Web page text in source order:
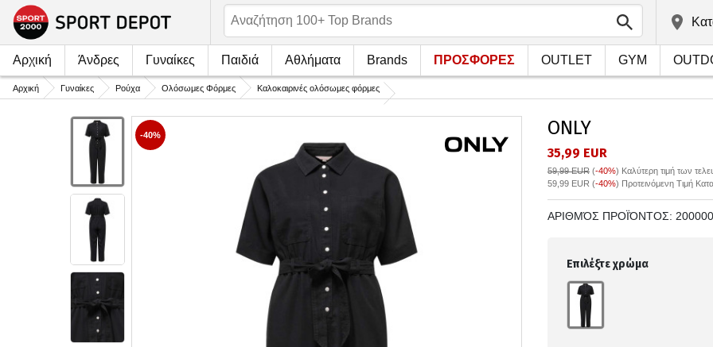
Αρχική Άνδρες Γυναίκες Παιδιά Αθλήματα Brands ΠΡΟΣΦΟΡΕΣ OUTLET GYM
Αρχική Γυναίκες Ρούχα Ολόσωμες Φόρμες Καλοκαιρινές ολόσωμες φόρμες
-40% ONLY
35,99 EUR
59,99 EUR (-40%) Καλύτερη τιμή των
59,99 EUR (-40%) Προτεινόμενη Τιμή
ΑΡΙΘΜΌΣ ΠΡΟΪΌΝΤΟΣ:
Επιλέξτε χρώμα